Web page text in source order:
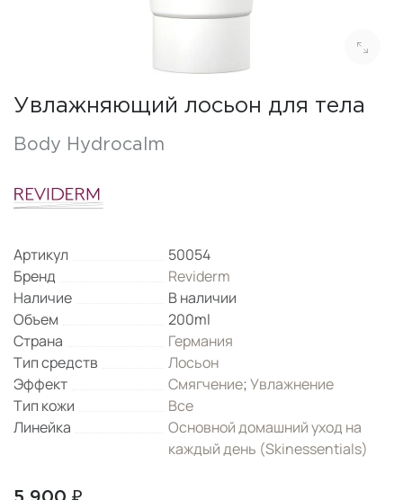
Увлажняющий лосьон для тела
Body Hydrocalm
Артикул
50054
Бренд
Reviderm
Наличие
В наличии
Объем
200ml
Страна
Германия
Тип средств
Лосьон
Эффект
Смягчение;Увлажнение
Тип кожи
Все
Линейка
Основной домашний уход на
каждый день (Skinessentials)